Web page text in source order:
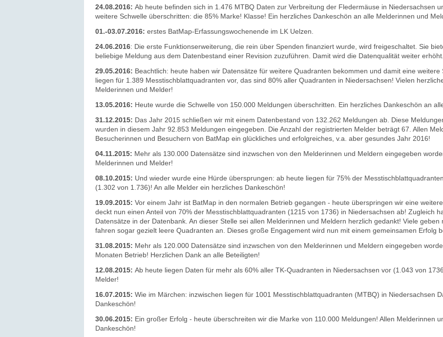
24.08.2016: Ab heute befinden sich in 1.476 MTBQ Daten zur Verbreitung der Fledermäuse in Niedersachsen
weitere Schwelle überschritten: die 85% Marke! Klasse! Ein herzliches Dankeschön an alle Melderinnen und
01.-03.07.2016: erstes BatMap-Erfassungswochenende im LK Uelzen.
24.06.2016: Die erste Funktionserweiterung, die rein über Spenden finanziert wurde, wird freigeschaltet. Sie
beliebige Meldung aus dem Datenbestand einer Revision zuzuführen. Damit wird die Datenqualität weiter
29.05.2016: Beachtlich: heute haben wir Datensätze für weitere Quadranten bekommen und damit eine
liegen für 1.389 Messtischblattquadranten vor, das sind 80% aller Quadranten in Niedersachsen! Vielen
Melderinnen und Melder!
13.05.2016: Heute wurde die Schwelle von 150.000 Meldungen überschritten. Ein herzliches Dankeschön an
31.12.2015: Das Jahr 2015 schließen wir mit einem Datenbestand von 132.262 Meldungen ab. Diese
wurden in diesem Jahr 92.853 Meldungen eingegeben. Die Anzahl der registrierten Melder beträgt 67. Allen
Besucherinnen und Besuchern von BatMap ein glückliches und erfolgreiches, v.a. aber gesundes Jahr 2016!
04.11.2015: Mehr als 130.000 Datensätze sind inzwschen von den Melderinnen und Meldern eingegeben
Melderinnen und Melder!
08.10.2015: Und wieder wurde eine Hürde übersprungen: ab heute liegen für 75% der
(1.302 von 1.736)! An alle Melder ein herzliches Dankeschön!
19.09.2015: Vor einem Jahr ist BatMap in den normalen Betrieb gegangen - heute überspringen wir eine
deckt nun einen Anteil von 70% der Messtischblattquadranten (1215 von 1736) in Niedersachsen ab! Zugleich
Datensätze in der Datenbank. An dieser Stelle sei allen Melderinnen und Meldern herzlich gedankt! Viele geben
fahren sogar gezielt leere Quadranten an. Dieses große Engagement wird nun mit einem gemeinsamen Erfolg
31.08.2015: Mehr als 120.000 Datensätze sind inzwschen von den Melderinnen und Meldern eingegeben
Monaten Betrieb! Herzlichen Dank an alle Beteiligten!
12.08.2015: Ab heute liegen Daten für mehr als 60% aller TK-Quadranten in Niedersachsen vor (1.043 von
Melder!
16.07.2015: Wie im Märchen: inzwischen liegen für 1001 Messtischblattquadranten (MTBQ) in Niedersachsen
Dankeschön!
30.06.2015: Ein großer Erfolg - heute überschreiten wir die Marke von 110.000 Meldungen! Allen Melderinnen
Dankeschön!